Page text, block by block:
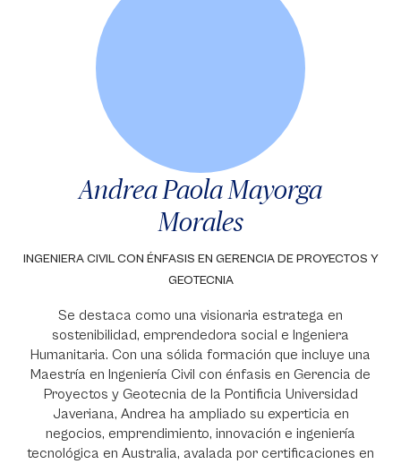
Andrea Paola Mayorga
Morales
INGENIERA CIVIL CON ÉNFASIS EN GERENCIA DE PROYECTOS Y
GEOTECNIA
Se destaca como una visionaria estratega en
sostenibilidad, emprendedora social e Ingeniera
Humanitaria. Con una sólida formación que incluye una
Maestría en Ingeniería Civil con énfasis en Gerencia de
Proyectos y Geotecnia de la Pontificia Universidad
Javeriana, Andrea ha ampliado su experticia en
negocios, emprendimiento, innovación e ingeniería
tecnológica en Australia, avalada por certificaciones en